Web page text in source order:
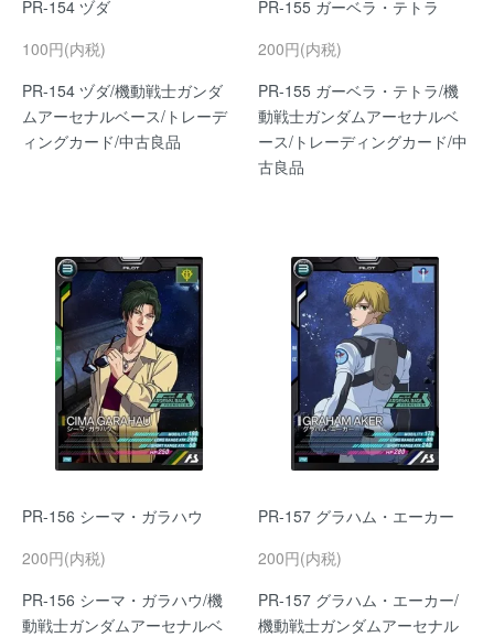
PR-154 ヅダ
100円(内税)
PR-154 ヅダ/機動戦士ガンダ
ムアーセナルベース/トレーデ
ィングカード/中古良品
PR-155 ガーベラ・テトラ
200円(内税)
PR-155 ガーベラ・テトラ/機
動戦士ガンダムアーセナルベ
ース/トレーディングカード/中
古良品
PR-156 シーマ・ガラハウ
200円(内税)
PR-156 シーマ・ガラハウ/機
動戦士ガンダムアーセナルベ
PR-157 グラハム・エーカー
200円(内税)
PR-157 グラハム・エーカー/
機動戦士ガンダムアーセナル